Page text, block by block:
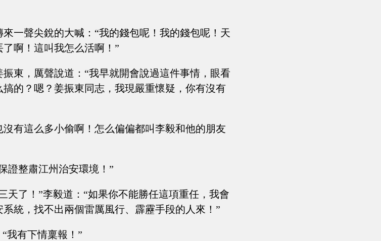
一聲尖銳的大喊：“我的錢包呢！我的錢包呢！天
啊！這叫我怎么活啊！”
東，厲聲說道：“我早就開會說過這件事情，眼看
的？嗯？姜振東同志，我現嚴重懷疑，你有沒有
有這么多小偷啊！怎么偏偏都叫李毅和他的朋友
證整肅江州治安環境！”
天了！”李毅道：“如果你不能勝任這項重任，我會
統，找不出兩個雷厲風行、霹靂手段的人來！”
我有下情稟報！”